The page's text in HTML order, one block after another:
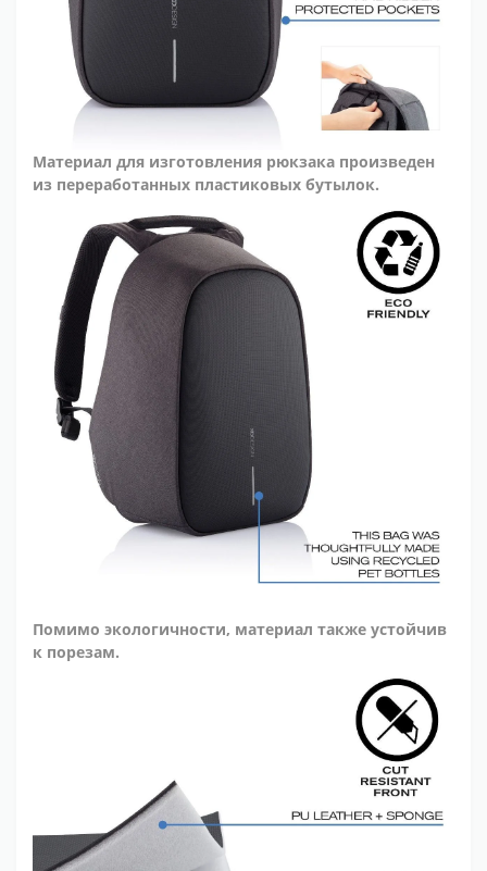
Материал для изготовления рюкзака произведен
из переработанных пластиковых бутылок.
Помимо экологичности, материал также устойчив
к порезам.